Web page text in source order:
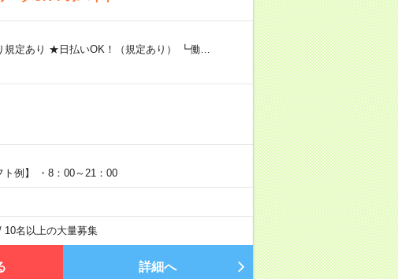
定あり ★日払いOK！（規定あり） ┗働…
例】 ・8：00～21：00
名以上の大量募集
詳細へ